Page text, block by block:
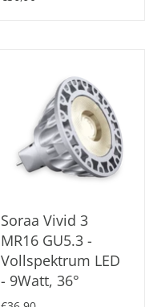
Soraa Vivid 3
MR16 GU5.3 -
Vollspektrum LED
- 9Watt, 36°